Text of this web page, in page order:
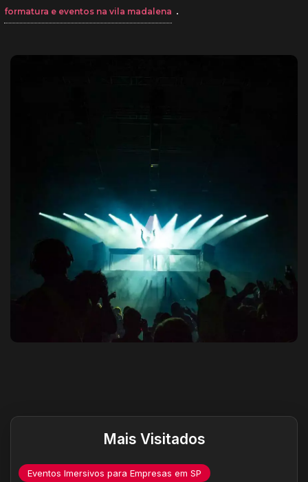
formatura e eventos na vila madalena .
Mais Visitados
Eventos Imersivos para Empresas em SP